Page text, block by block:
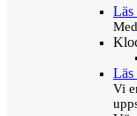
Läs
Läs
Vi